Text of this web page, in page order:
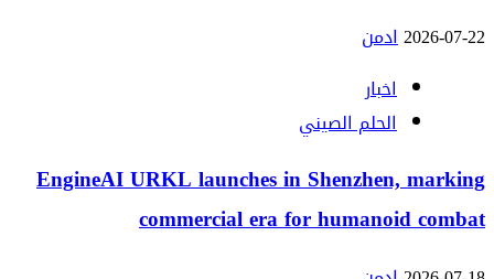
2026-07-22ادمن
اخبار
الحلم الصيني
EngineAI URKL launches in Shenzhen, marking
commercial era for humanoid combat